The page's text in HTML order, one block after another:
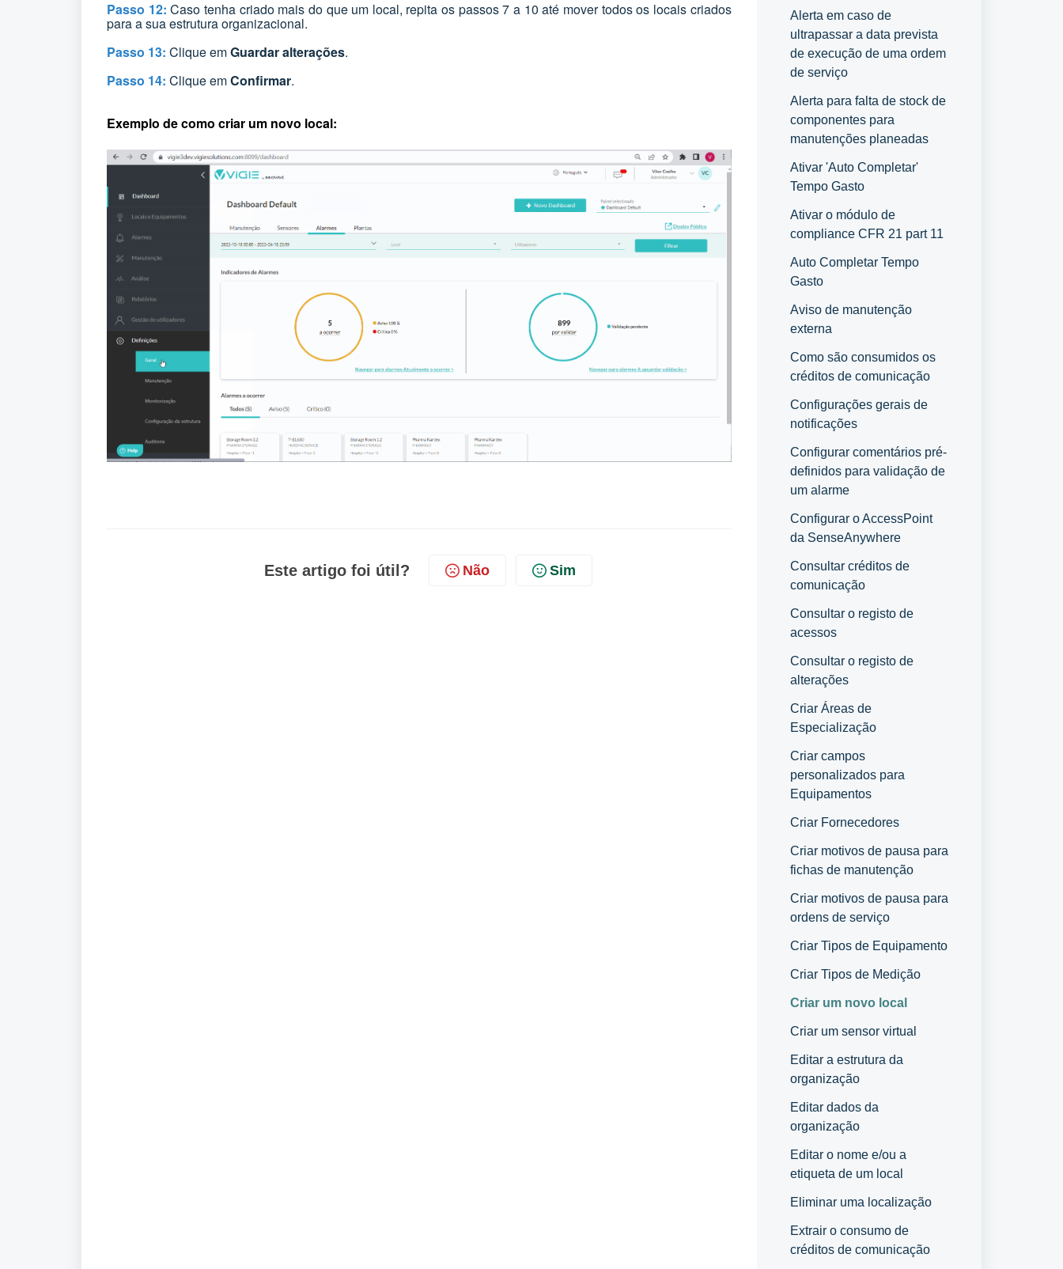
Passo 12: Caso tenha criado mais do que um local, repita os passos 7 a 10 até mover todos os locais criados
para a sua estrutura organizacional.
Passo 13: Clique emGuardar alterações.
Passo 14: Clique emConfirmar.
Exemplo de como criar um novo local:
Este artigo foi útil? Não Sim
Alerta em caso de
ultrapassar a data prevista
de execução de uma ordem
de serviço
Alerta para falta de stock de
componentes para
manutenções planeadas
Ativar 'Auto Completar'
Tempo Gasto
Ativar o módulo de
compliance CFR 21 part 11
Auto Completar Tempo
Gasto
Aviso de manutenção
externa
Como são consumidos os
créditos de comunicação
Configurações gerais de
notificações
Configurar comentários pré-
definidos para validação de
um alarme
Configurar o AccessPoint
da SenseAnywhere
Consultar créditos de
comunicação
Consultar o registo de
acessos
Consultar o registo de
alterações
Criar Áreas de
Especialização
Criar campos
personalizados para
Equipamentos
Criar Fornecedores
Criar motivos de pausa para
fichas de manutenção
Criar motivos de pausa para
ordens de serviço
Criar Tipos de Equipamento
Criar Tipos de Medição
Criar um novo local
Criar um sensor virtual
Editar a estrutura da
organização
Editar dados da
organização
Editar o nome e/ou a
etiqueta de um local
Eliminar uma localização
Extrair o consumo de
créditos de comunicação